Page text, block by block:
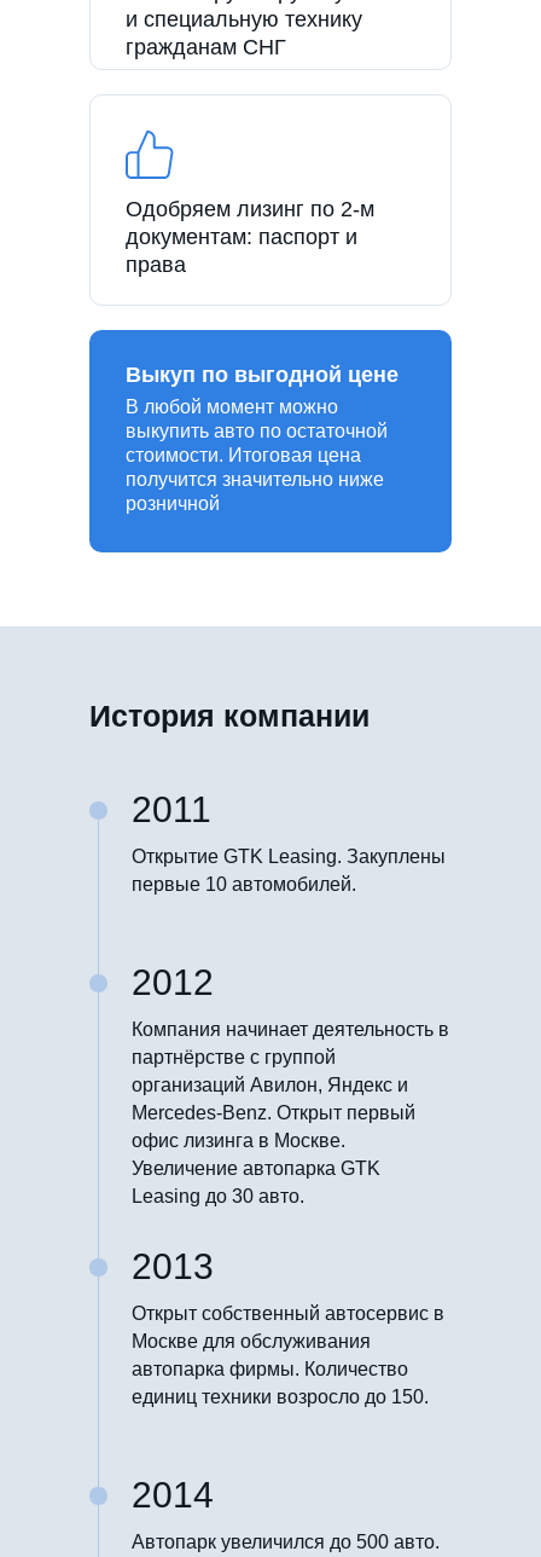
и специальную технику
гражданам СНГ
Одобряем лизинг по 2-м
документам: паспорт и
права
В любой момент можно
выкупить авто по остаточной
стоимости. Итоговая цена
получится значительно ниже
розничной
Выкуп по выгодной цене
История компании
2011
Открытие GTK Leasing. Закуплены
первые 10 автомобилей.
2012
Компания начинает деятельность в
партнёрстве с группой
организаций Авилон, Яндекс и
Mercedes-Benz. Открыт первый
офис лизинга в Москве.
Увеличение автопарка GTK
Leasing до 30 авто.
2013
Открыт собственный автосервис в
Москве для обслуживания
автопарка фирмы. Количество
единиц техники возросло до 150.
2014
Автопарк увеличился до 500 авто.